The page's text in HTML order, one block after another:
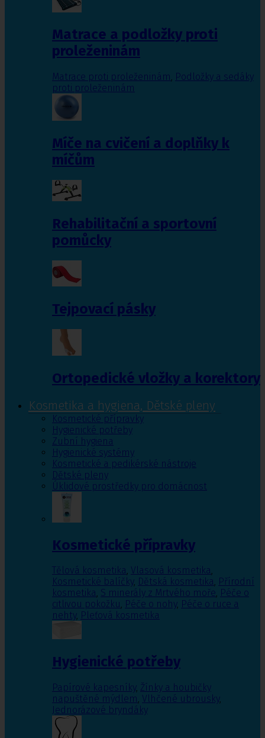
Matrace a podložky proti
proleženinám
Matrace proti proleženinám, Podložky a sedáky
proti proleženinám
Míče na cvičení a doplňky k
míčům
Rehabilitační a sportovní
pomůcky
Tejpovací pásky
Ortopedické vložky a korektory
Kosmetika a hygiena, Dětské pleny
Kosmetické přípravky
Hygienické potřeby
Zubní hygiena
Hygienické systémy
Kosmetické a pedikérské nástroje
Dětské pleny
Úklidové prostředky pro domácnost
Kosmetické přípravky
Tělová kosmetika, Vlasová kosmetika,
Kosmetické balíčky, Dětská kosmetika, Přírodní
kosmetika, S minerály z Mrtvého moře, Péče o
citlivou pokožku, Péče o nohy, Péče o ruce a
nehty, Pleťová kosmetika
Hygienické potřeby
Papírové kapesníky, Žínky a houbičky
napuštěné mýdlem, Vlhčené ubrousky,
Jednorázové bryndáky